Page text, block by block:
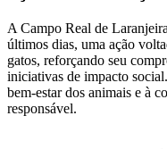
A Campo Real de
últimos dias, uma ação
gatos, reforçando seu
iniciativas de impacto
bem-estar dos animais e à
responsável.